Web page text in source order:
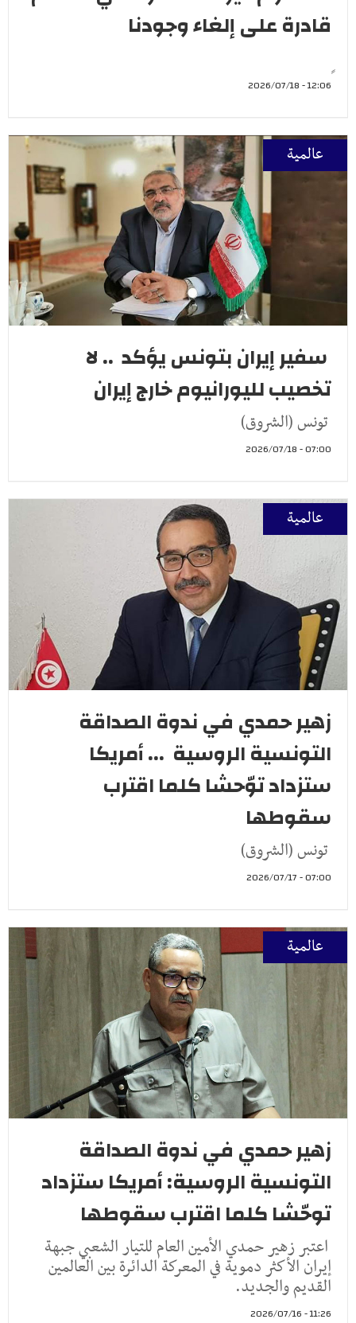
قادرة على إلغاء وجودنا
12:06 - 2026/07/18
عالمية
سفير إيران بتونس يؤكد .. لا
تخصيب لليورانيوم خارج إيران
تونس (الشروق)
07:00 - 2026/07/18
عالمية
زهير حمدي في ندوة الصداقة
التونسية الروسية ... أمريكا
ستزداد توّحشا كلما اقترب
سقوطها
تونس (الشروق)
07:00 - 2026/07/17
عالمية
زهير حمدي في ندوة الصداقة
التونسية الروسية: أمريكا ستزداد
توحّشا كلما اقترب سقوطها
اعتبر زهير حمدي الأمين العام للتيار الشعبي جبهة
إيران الأكثر دموية في المعركة الدائرة بين العالمين
القديم والجديد.
11:26 - 2026/07/16